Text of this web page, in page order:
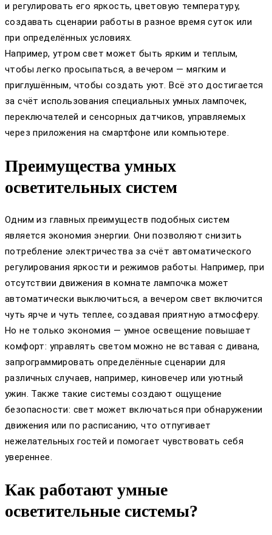
и регулировать его яркость, цветовую температуру,
создавать сценарии работы в разное время суток или
при определённых условиях.
Например, утром свет может быть ярким и теплым,
чтобы легко просыпаться, а вечером — мягким и
приглушённым, чтобы создать уют. Всё это достигается
за счёт использования специальных умных лампочек,
переключателей и сенсорных датчиков, управляемых
через приложения на смартфоне или компьютере.
Преимущества умных
осветительных систем
Одним из главных преимуществ подобных систем
является экономия энергии. Они позволяют снизить
потребление электричества за счёт автоматического
регулирования яркости и режимов работы. Например, при
отсутствии движения в комнате лампочка может
автоматически выключиться, а вечером свет включится
чуть ярче и чуть теплее, создавая приятную атмосферу.
Но не только экономия — умное освещение повышает
комфорт: управлять светом можно не вставая с дивана,
запрограммировать определённые сценарии для
различных случаев, например, киновечер или уютный
ужин. Также такие системы создают ощущение
безопасности: свет может включаться при обнаружении
движения или по расписанию, что отпугивает
нежелательных гостей и помогает чувствовать себя
увереннее.
Как работают умные
осветительные системы?